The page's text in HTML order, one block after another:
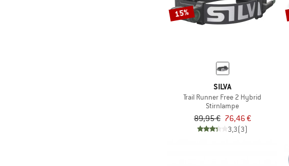
15%
SILVA
Trail Runner Free 2 Hybrid
Stirnlampe
89,95 € 76,46 €
3,3(3)